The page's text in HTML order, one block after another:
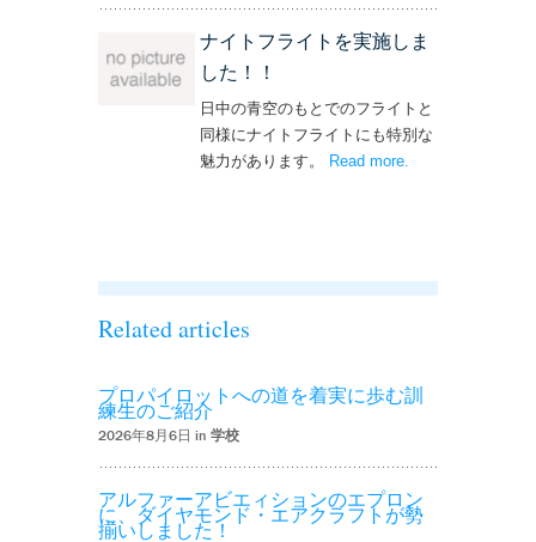
ナイトフライトを実施しま
した！！
日中の青空のもとでのフライトと
同様にナイトフライトにも特別な
魅力があります。
Read more
Related articles
プロパイロットへの道を着実に歩む訓
練生のご紹介
2026年8月6日 in 学校
アルファーアビエィションのエプロン
に、ダイヤモンド・エアクラフトが勢
揃いしました！